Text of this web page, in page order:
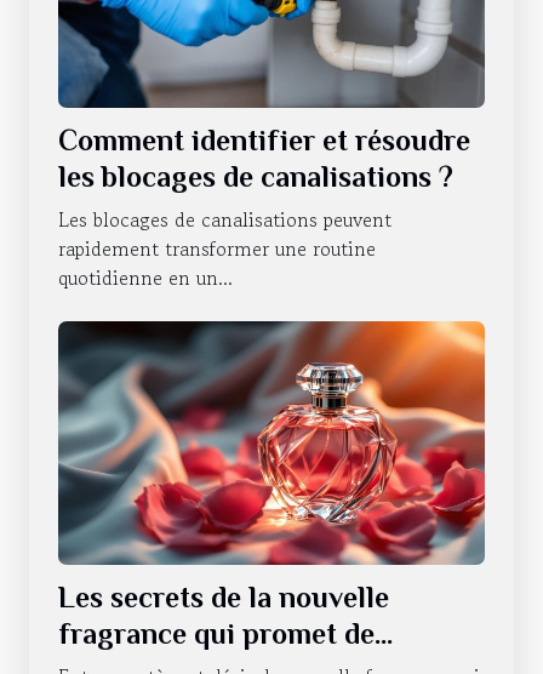
Comment identifier et résoudre
les blocages de canalisations ?
Les blocages de canalisations peuvent
rapidement transformer une routine
quotidienne en un...
Les secrets de la nouvelle
fragrance qui promet de